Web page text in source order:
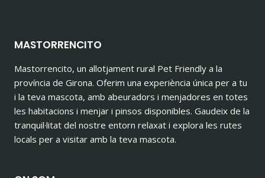
MASTORRENCITO
Mastorrencito, un allotjament rural Pet Friendly a la
província de Girona. Oferim una experiència única per a tu
i la teva mascota, amb abeuradors i menjadores en totes
les habitacions i menjar i pinsos disponibles. Gaudeix de la
tranquil·litat del nostre entorn relaxat i explora les rutes
locals per a visitar amb la teva mascota.